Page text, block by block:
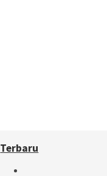
Terbaru